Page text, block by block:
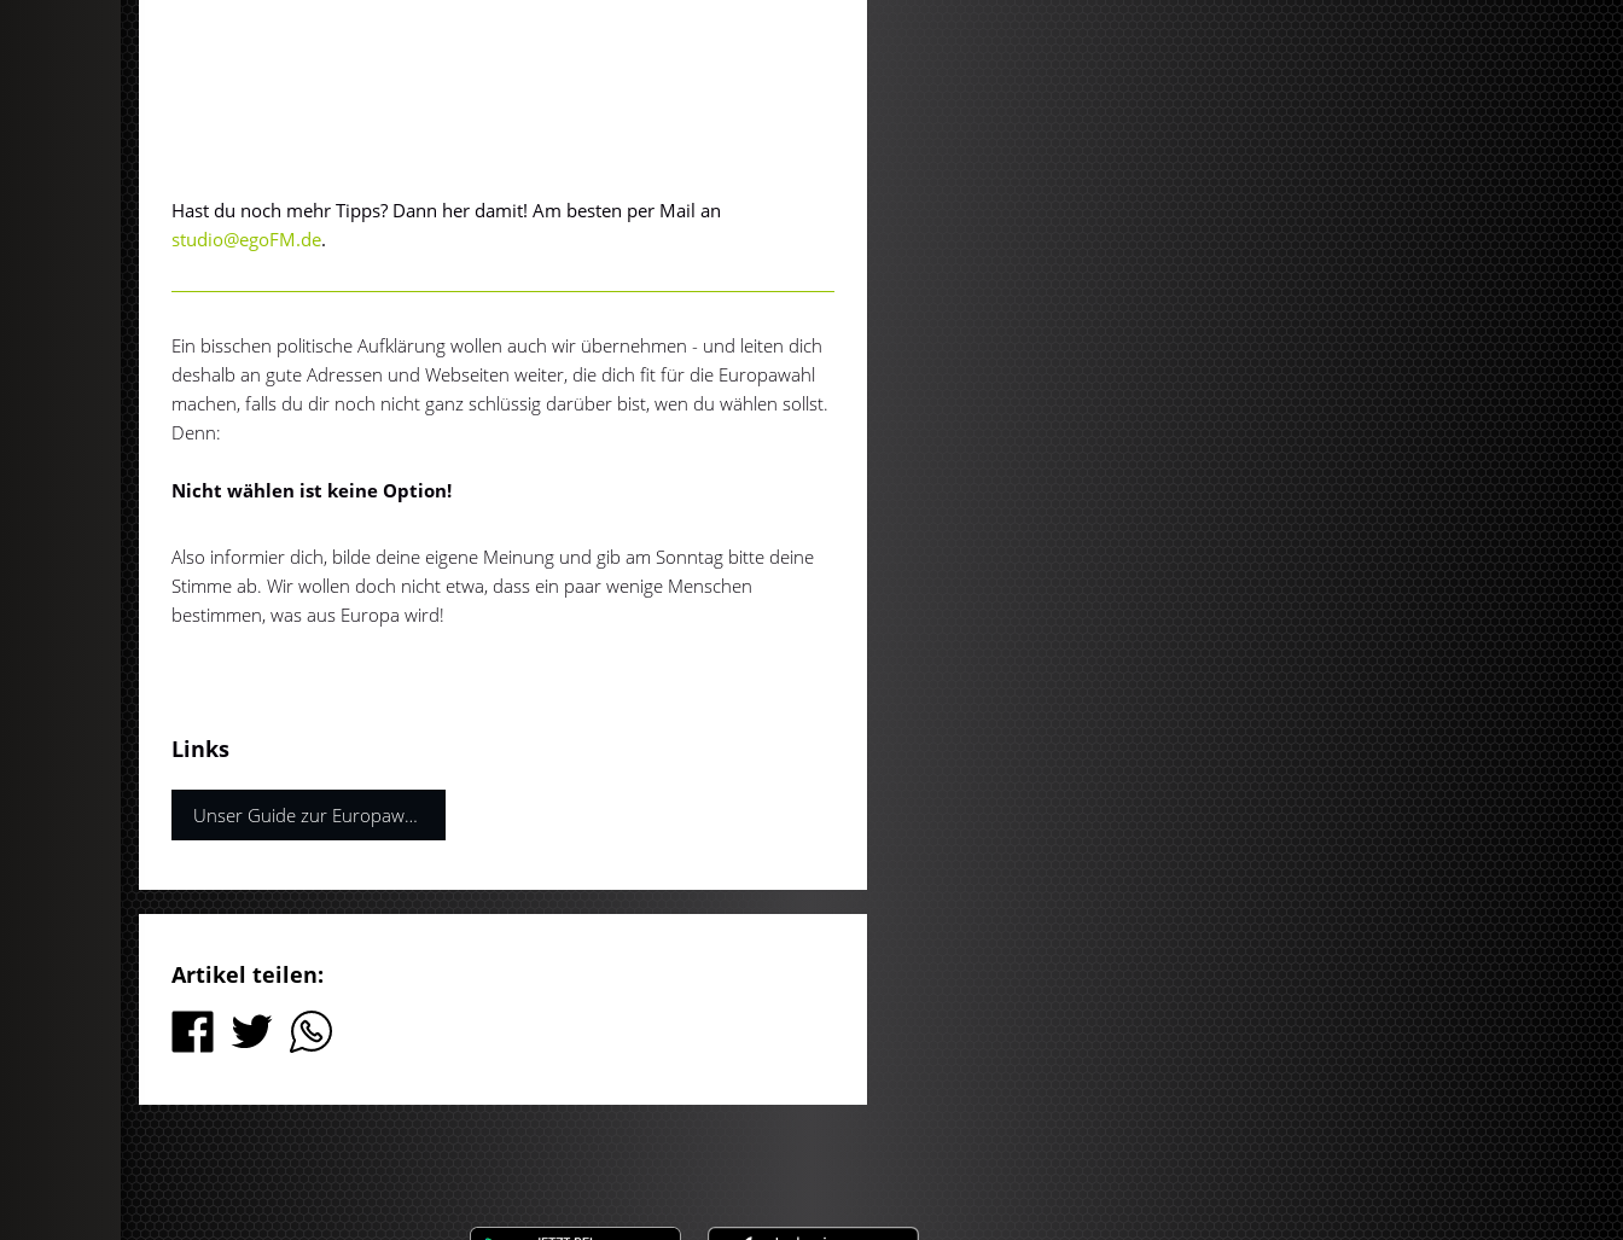
Hast du noch mehr Tipps? Dann her damit! Am besten per Mail an
studio@egoFM.de.
Ein bisschen politische Aufklärung wollen auch wir übernehmen - und leiten dich
deshalb an gute Adressen und Webseiten weiter, die dich fit für die Europawahl
machen, falls du dir noch nicht ganz schlüssig darüber bist, wen du wählen sollst.
Denn:
Nicht wählen ist keine Option!
Also informier dich, bilde deine eigene Meinung und gib am Sonntag bitte deine
Stimme ab. Wir wollen doch nicht etwa, dass ein paar wenige Menschen
bestimmen, was aus Europa wird!
Links
Unser Guide zur Europawahl
Artikel teilen: